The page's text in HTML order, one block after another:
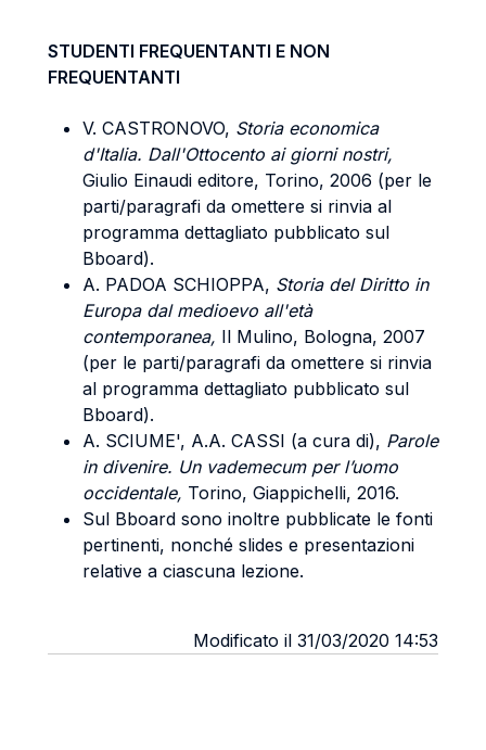
STUDENTI FREQUENTANTI E NON
FREQUENTANTI
V. CASTRONOVO, Storia economica
d'Italia. Dall'Ottocento ai giorni nostri,
Giulio Einaudi editore, Torino, 2006 (per le
parti/paragrafi da omettere si rinvia al
programma dettagliato pubblicato sul
Bboard).
A. PADOA SCHIOPPA, Storia del Diritto in
Europa dal medioevo all'età
contemporanea, Il Mulino, Bologna, 2007
(per le parti/paragrafi da omettere si rinvia
al programma dettagliato pubblicato sul
Bboard).
A. SCIUME', A.A. CASSI (a cura di), Parole
in divenire. Un vademecum per l’uomo
occidentale, Torino, Giappichelli, 2016.
Sul Bboard sono inoltre pubblicate le fonti
pertinenti, nonché slides e presentazioni
relative a ciascuna lezione.
Modificato il 31/03/2020 14:53